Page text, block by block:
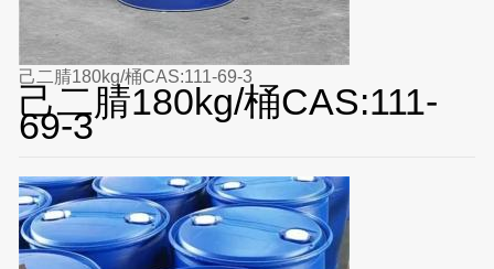
己二腈180kg/桶CAS:111-69-3
己二腈180kg/桶CAS:111-
69-3